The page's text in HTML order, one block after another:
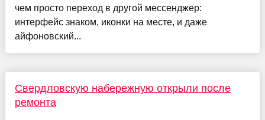
чем просто переход в другой мессенджер:
интерфейс знаком, иконки на месте, и даже
айфоновский...
Свердловскую набережную открыли после
ремонта